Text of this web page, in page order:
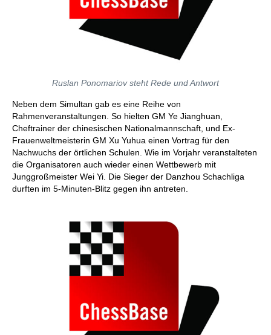
Ruslan Ponomariov steht Rede und Antwort
Neben dem Simultan gab es eine Reihe von
Rahmenveranstaltungen. So hielten GM Ye Jianghuan,
Cheftrainer der chinesischen Nationalmannschaft, und Ex-
Frauenweltmeisterin GM Xu Yuhua einen Vortrag für den
Nachwuchs der örtlichen Schulen. Wie im Vorjahr veranstalteten
die Organisatoren auch wieder einen Wettbewerb mit
Junggroßmeister Wei Yi. Die Sieger der Danzhou Schachliga
durften im 5-Minuten-Blitz gegen ihn antreten.